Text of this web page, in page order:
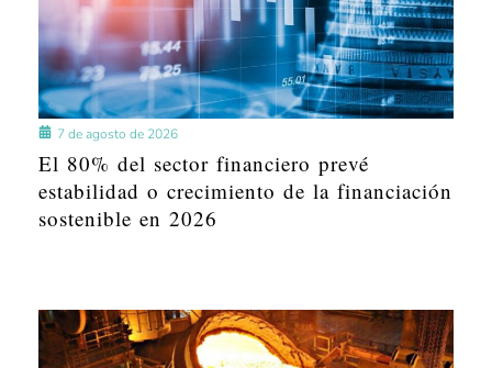
7 de agosto de 2026
El 80% del sector financiero prevé
estabilidad o crecimiento de la financiación
sostenible en 2026